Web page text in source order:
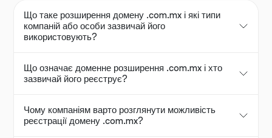
Що таке розширення домену .com.mx і які типи
компаній або особи зазвичай його
використовують?
Що означає доменне розширення .com.mx і хто
зазвичай його реєструє?
Чому компаніям варто розглянути можливість
реєстрації домену .com.mx?